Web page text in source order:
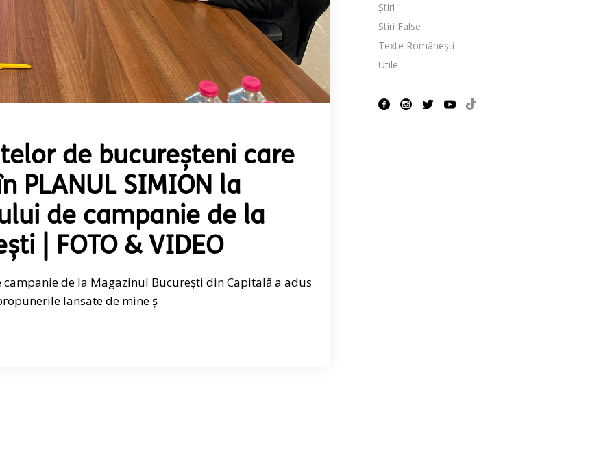
de bucureșteni care
PLANUL SIMION la
de campanie de la
| FOTO & VIDEO
de la Magazinul București din Capitală a adus
lansate de mine ș
Știri
Stiri False
Texte Românești
Utile